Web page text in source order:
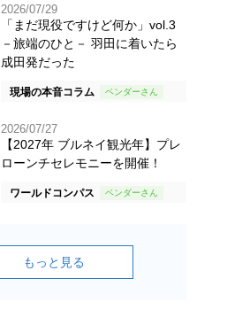
2026/07/29
「まだ現役ですけど何か」vol.3
－旅端のひと－ 羽田に着いたら
成田発だった
現場の本音コラム
2026/07/27
【2027年 ブルネイ観光年】プレ
ローンチセレモニーを開催！
ワールドコンパス
もっと見る